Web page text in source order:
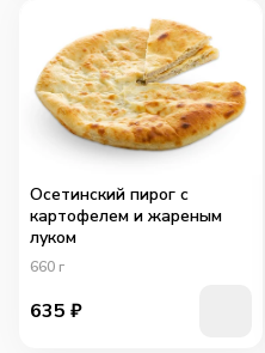
Осетинский пирог с
картофелем и жареным
луком
660 г
635 ₽